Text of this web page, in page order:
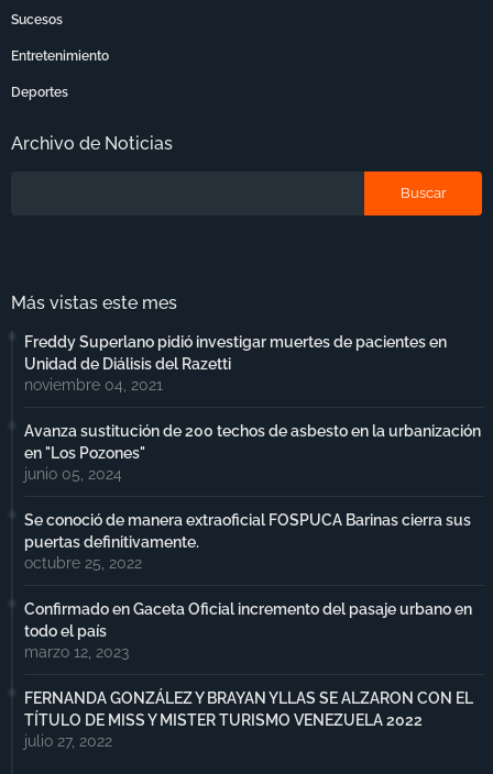
Sucesos
Entretenimiento
Deportes
Archivo de Noticias
Más vistas este mes
Freddy Superlano pidió investigar muertes de pacientes en
Unidad de Diálisis del Razetti
noviembre 04, 2021
Avanza sustitución de 200 techos de asbesto en la urbanización
en "Los Pozones"
junio 05, 2024
Se conoció de manera extraoficial FOSPUCA Barinas cierra sus
puertas definitivamente.
octubre 25, 2022
Confirmado en Gaceta Oficial incremento del pasaje urbano en
todo el país
marzo 12, 2023
FERNANDA GONZÁLEZ Y BRAYAN YLLAS SE ALZARON CON EL
TÍTULO DE MISS Y MISTER TURISMO VENEZUELA 2022
julio 27, 2022